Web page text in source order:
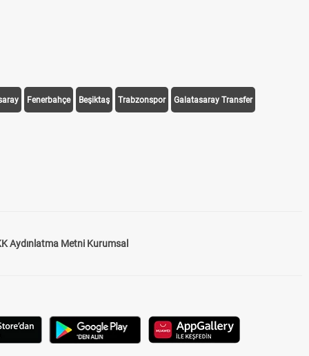
Fenerbahçe Beşiktaş Trabzonspor Galatasaray Transfer
Aydınlatma Metni Kurumsal